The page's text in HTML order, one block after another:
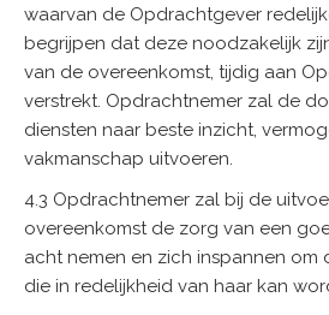
waarvan de Opdrachtgever
begrijpen dat deze noodzakelijk
van de overeenkomst, tijdig aan
verstrekt. Opdrachtnemer zal de
diensten naar beste inzicht,
vakmanschap uitvoeren.
4.3 Opdrachtnemer zal bij de
overeenkomst de zorg van een
acht nemen en zich inspannen om
die in redelijkheid van haar kan